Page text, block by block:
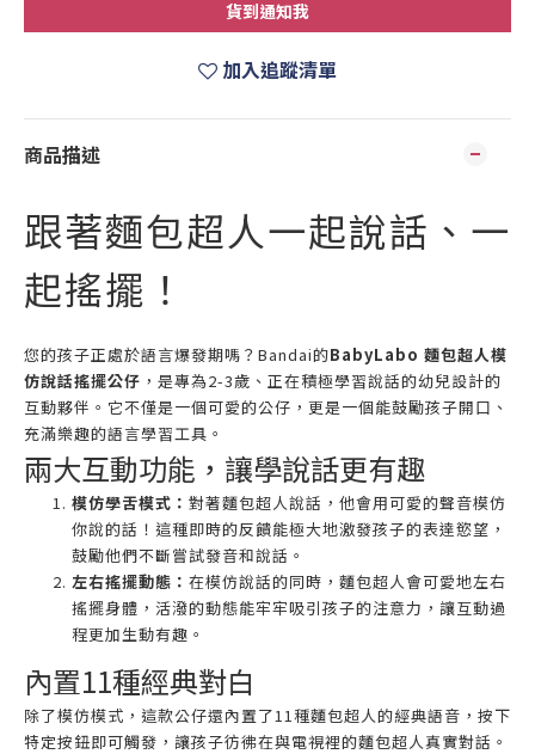
貨到通知我
加入追蹤清單
商品描述
跟著麵包超人一起說話、一
起搖擺！
您的孩子正處於語言爆發期嗎？Bandai的BabyLabo 麵包超人模
仿說話搖擺公仔 ，是專為2-3歲、正在積極學習說話的幼兒設計的
互動夥伴。它不僅是一個可愛的公仔，更是一個能鼓勵孩子開口、
充滿樂趣的語言學習工具。
兩大互動功能，讓學說話更有趣
模仿學舌模式： 對著麵包超人說話，他會用可愛的聲音模仿
你說的話！這種即時的反饋能極大地激發孩子的表達慾望，
鼓勵他們不斷嘗試發音和說話。
左右搖擺動態： 在模仿說話的同時，麵包超人會可愛地左右
搖擺身體，活潑的動態能牢牢吸引孩子的注意力，讓互動過
程更加生動有趣。
內置11種經典對白
除了模仿模式，這款公仔還內置了11種麵包超人的經典語音，按下
特定按鈕即可觸發，讓孩子彷彿在與電視裡的麵包超人真實對話。